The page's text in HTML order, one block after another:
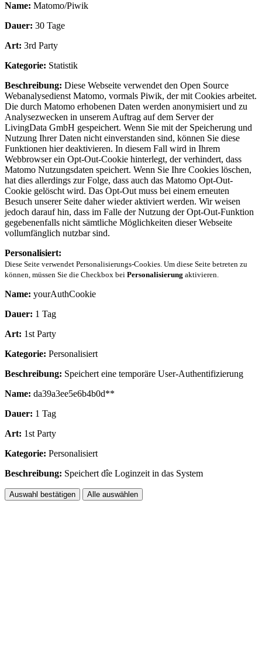
Name: Matomo/Piwik
Dauer: 30 Tage
Art: 3rd Party
Kategorie: Statistik
Beschreibung: Diese Webseite verwendet den Open Source
Webanalysedienst Matomo, vormals Piwik, der mit Cookies arbeitet.
Die durch Matomo erhobenen Daten werden anonymisiert und zu
Analysezwecken in unserem Auftrag auf dem Server der
LivingData GmbH gespeichert. Wenn Sie mit der Speicherung und
Nutzung Ihrer Daten nicht einverstanden sind, können Sie diese
Funktionen hier deaktivieren. In diesem Fall wird in Ihrem
Webbrowser ein Opt-Out-Cookie hinterlegt, der verhindert, dass
Matomo Nutzungsdaten speichert. Wenn Sie Ihre Cookies löschen,
hat dies allerdings zur Folge, dass auch das Matomo Opt-Out-
Cookie gelöscht wird. Das Opt-Out muss bei einem erneuten
Besuch unserer Seite daher wieder aktiviert werden. Wir weisen
jedoch darauf hin, dass im Falle der Nutzung der Opt-Out-Funktion
gegebenenfalls nicht sämtliche Möglichkeiten dieser Webseite
vollumfänglich nutzbar sind.
Personalisiert:
Diese Seite verwendet Personalisierungs-Cookies. Um diese Seite betreten zu
können, müssen Sie die Checkbox bei Personalisierung aktivieren.
Name: yourAuthCookie
Dauer: 1 Tag
Art: 1st Party
Kategorie: Personalisiert
Beschreibung: Speichert eine temporäre User-Authentifizierung
Name: da39a3ee5e6b4b0d**
Dauer: 1 Tag
Art: 1st Party
Kategorie: Personalisiert
Beschreibung: Speichert dîe Loginzeit in das System
Auswahl bestätigen Alle auswählen